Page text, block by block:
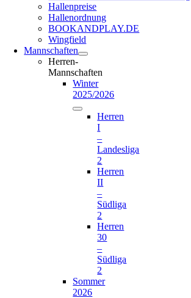
Hallenpreise
Hallenordnung
BOOKANDPLAY.DE
Wingfield
Mannschaften
Herren-
Mannschaften
Winter
2025/2026
Herren
I
–
Landesliga
2
Herren
II
–
Südliga
2
Herren
30
–
Südliga
2
Sommer
2026